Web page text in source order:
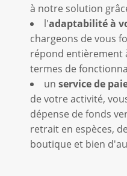
à notre solution
l'adaptabilité à
chargeons de vous
répond entièrement
termes de
un service de
de votre activité,
dépense de fonds
retrait en espèces,
boutique et bien